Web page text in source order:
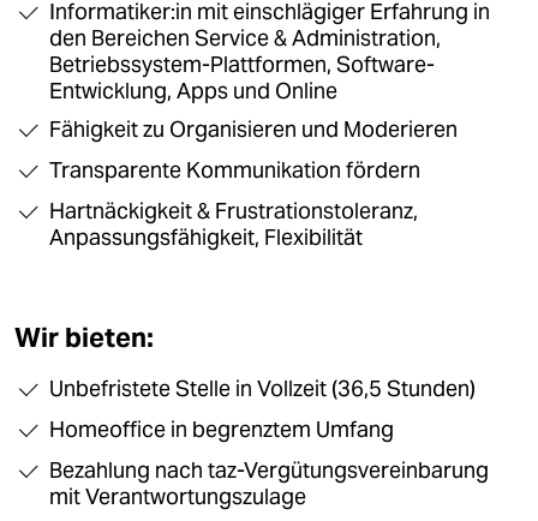
Informatiker:in mit einschlägiger Erfahrung in
den Bereichen Service & Administration,
Betriebssystem-Plattformen, Software-
Entwicklung, Apps und Online
Fähigkeit zu Organisieren und Moderieren
Transparente Kommunikation fördern
Hartnäckigkeit & Frustrationstoleranz,
Anpassungsfähigkeit, Flexibilität
Wir bieten:
Unbefristete Stelle in Vollzeit (36,5 Stunden)
Homeoffice in begrenztem Umfang
Bezahlung nach taz-Vergütungsvereinbarung
mit Verantwortungszulage